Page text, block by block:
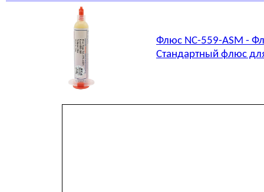
Флюс NC-559-ASM -
Стандартный флюс